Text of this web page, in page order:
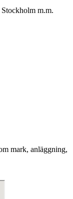
m.m.
mark, anläggning,